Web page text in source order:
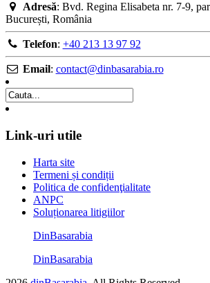
Adresă: Bvd. Regina Elisabeta nr. 7-9,
București, România
Telefon: +40 213 13 97 92
Email: contact@dinbasarabia.ro
Link-uri utile
Harta site
Termeni și condiții
Politica de confidenţialitate
ANPC
Soluționarea litigiilor
DinBasarabia
DinBasarabia